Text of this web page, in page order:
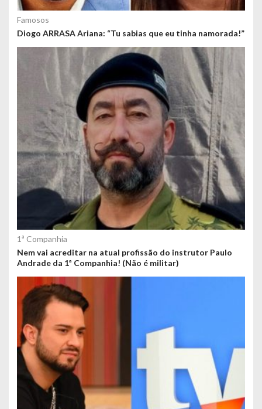
Famosos
Diogo ARRASA Ariana: “Tu sabias que eu tinha namorada!”
1ª Companhia
Nem vai acreditar na atual profissão do instrutor Paulo
Andrade da 1ª Companhia! (Não é militar)